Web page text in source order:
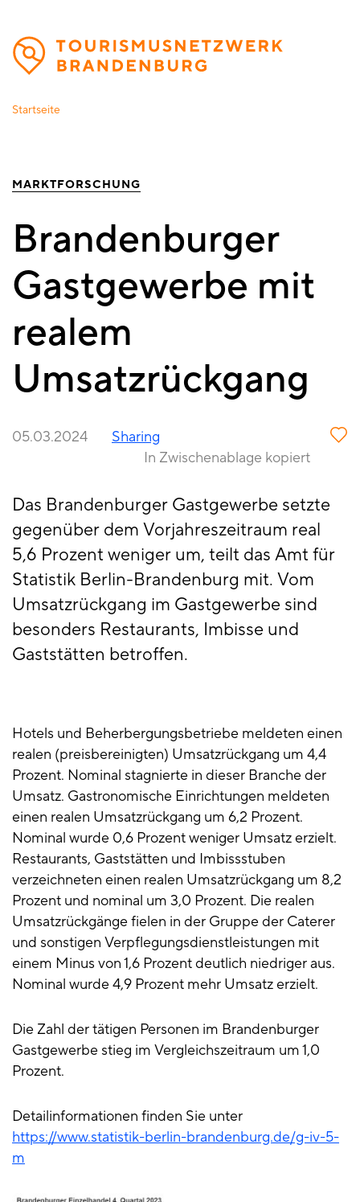
Direkt
zum
Inhalt
Startseite
MARKTFORSCHUNG
Brandenburger
Gastgewerbe mit
realem
Umsatzrückgang
05.03.2024
Sharing
In Zwischenablage kopiert
Das Brandenburger Gastgewerbe setzte
gegenüber dem Vorjahreszeitraum real
5,6 Prozent weniger um, teilt das Amt für
Statistik Berlin-Brandenburg mit. Vom
Umsatzrückgang im Gastgewerbe sind
besonders Restaurants, Imbisse und
Gaststätten betroffen.
Hotels und Beherbergungsbetriebe meldeten einen
realen (preisbereinigten) Umsatzrückgang um 4,4
Prozent. Nominal stagnierte in dieser Branche der
Umsatz. Gastronomische Einrichtungen meldeten
einen realen Umsatzrückgang um 6,2 Prozent.
Nominal wurde 0,6 Prozent weniger Umsatz erzielt.
Restaurants, Gaststätten und Imbissstuben
verzeichneten einen realen Umsatzrückgang um 8,2
Prozent und nominal um 3,0 Prozent. Die realen
Umsatzrückgänge fielen in der Gruppe der Caterer
und sonstigen Verpflegungsdienstleistungen mit
einem Minus von 1,6 Prozent deutlich niedriger aus.
Nominal wurde 4,9 Prozent mehr Umsatz erzielt.
Die Zahl der tätigen Personen im Brandenburger
Gastgewerbe stieg im Vergleichszeitraum um 1,0
Prozent.
Detailinformationen finden Sie unter
https://www.statistik-berlin-brandenburg.de/g-iv-5-
m